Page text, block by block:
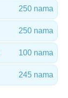
250 nama
250 nama
100 nama
245 nama